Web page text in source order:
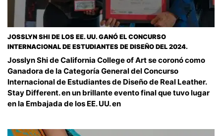
JOSSLYN SHI DE LOS EE. UU. GANÓ EL CONCURSO
INTERNACIONAL DE ESTUDIANTES DE DISEÑO DEL 2024.
Josslyn Shi de California College of Art se coronó como
Ganadora de la Categoría General del Concurso
Internacional de Estudiantes de Diseño de Real Leather.
Stay Different. en un brillante evento final que tuvo lugar
en la Embajada de los EE. UU. en